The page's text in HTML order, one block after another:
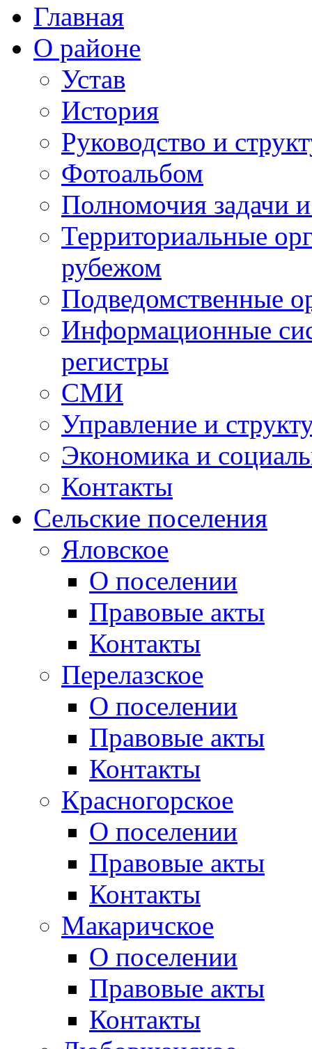
Главная
О районе
Устав
История
Руководство и
Фотоальбом
Полномочия задачи
Территориальные
рубежом
Подведомственные
Информационные
регистры
СМИ
Управление и
Экономика и
Контакты
Сельские поселения
Яловское
О поселении
Правовые акты
Контакты
Перелазское
О поселении
Правовые акты
Контакты
Красногорское
О поселении
Правовые акты
Контакты
Макаричское
О поселении
Правовые акты
Контакты